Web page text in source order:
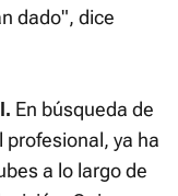
dado", dice
En búsqueda de
ya ha
a lo largo de